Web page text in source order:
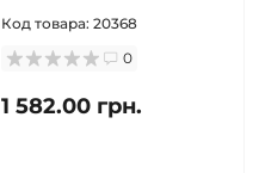
Код товара: 20368
0
1 582.00 грн.